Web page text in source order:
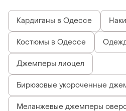
Кардиганы в Одессе
Костюмы в Одессе
Джемперы лиоцел
Бирюзовые укороченные
Меланжевые джемперы